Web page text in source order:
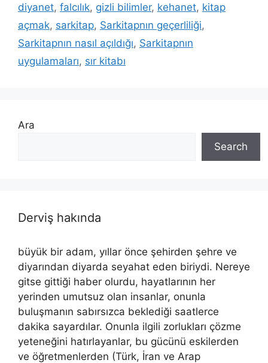
diyanet, falcılık, gizli bilimler, kehanet, kitap
açmak, sarkitap, Sarkitapnın geçerliliği,
Sarkitapnın nasıl açıldığı, Sarkitapnın
uygulamaları, sır kitabı
Ara
Search
Derviş hakında
büyük bir adam, yıllar önce şehirden şehre ve
diyarından diyarda seyahat eden biriydi. Nereye
gitse gittiği haber olurdu, hayatlarının her
yerinden umutsuz olan insanlar, onunla
buluşmanın sabırsızca beklediği saatlerce
dakika sayardılar. Onunla ilgili zorlukları çözme
yeteneğini hatırlayanlar, bu gücünü eskilerden
ve öğretmenlerden (Türk, İran ve Arap